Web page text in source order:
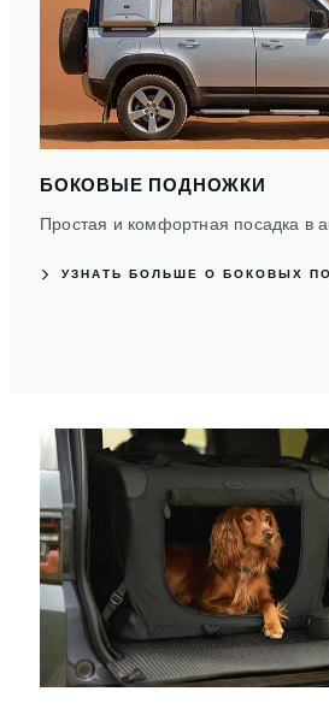
БОКОВЫЕ ПОДНОЖКИ
Простая и комфортная посадка в
УЗНАТЬ БОЛЬШЕ О БОКОВЫХ